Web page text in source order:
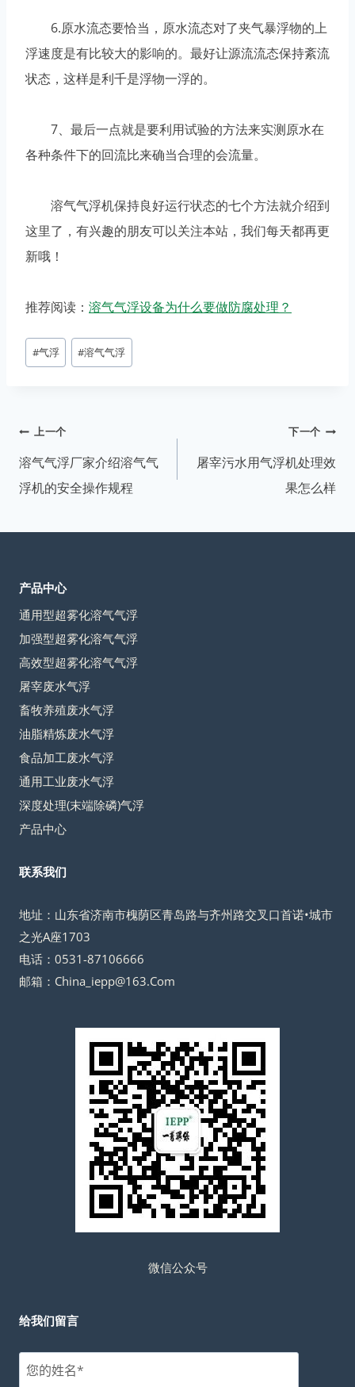
6.原水流态要恰当，原水流态对了夹气暴浮物的上
浮速度是有比较大的影响的。最好让源流流态保持紊流
状态，这样是利千是浮物一浮的。
7、最后一点就是要利用试验的方法来实测原水在
各种条件下的回流比来确当合理的会流量。
溶气气浮机保持良好运行状态的七个方法就介绍到
这里了，有兴趣的朋友可以关注本站，我们每天都再更
新哦！
推荐阅读： 溶气气浮设备为什么要做防腐处理？
文
章
#气浮 #溶气气浮
文
章
导
上一个
溶气气浮厂家介绍溶气气
浮机的安全操作规程
下一个
屠宰污水用气浮机处理效
果怎么样
产品中心
通用型超雾化溶气气浮
加强型超雾化溶气气浮
高效型超雾化溶气气浮
屠宰废水气浮
畜牧养殖废水气浮
油脂精炼废水气浮
食品加工废水气浮
通用工业废水气浮
深度处理(末端除磷)气浮
产品中心
联系我们
地址：山东省济南市槐荫区青岛路与齐州路交叉口首诺•城市
之光A座1703
电话：0531-87106666
邮箱：China_iepp@163.Com
微信公众号
给我们留言